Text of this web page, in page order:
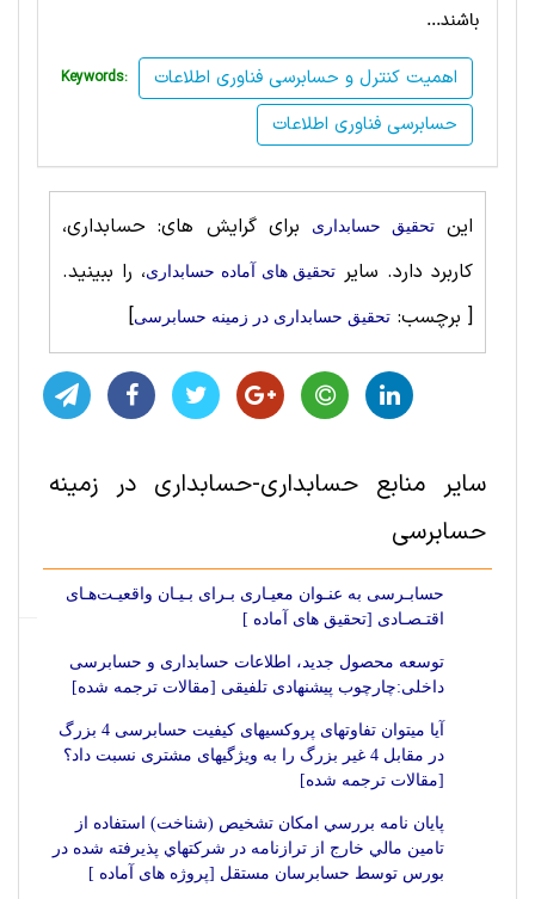
باشند...
Keywords:
اهمیت کنترل و حسابرسی فناوری اطلاعات
حسابرسی فناوری اطلاعات
اینتحقیق حسابداری
برای گرایش های: حسابداری،
کاربرد دارد. سایر تحقیق های آماده حسابداری، را ببینید.
[ برچسب: تحقیق حسابداری در زمینه حسابرسی]
سایر منابع حسابداری-حسابداری در زمینه
حسابرسی
حسابـرسی به عنـوان معیـاری بـرای بـیـان واقعیـت‌هـای
اقتـصـادی [تحقیق های آماده ]
توسعه محصول جدید، اطلاعات حسابداری و حسابرسی
داخلی:چارچوب پیشنهادی تلفیقی [مقالات ترجمه شده]
آیا میتوان تفاوتهای پروکسیهای کیفیت حسابرسی 4 بزرگ
در مقابل 4 غیر بزرگ را به ویژگیهای مشتری نسبت داد؟
[مقالات ترجمه شده]
پایان نامه بررسي امكان تشخيص (شناخت) استفاده از
تامين مالي خارج از ترازنامه در شركتهاي پذيرفته شده در
بورس توسط حسابرسان مستقل [پروژه های آماده ]